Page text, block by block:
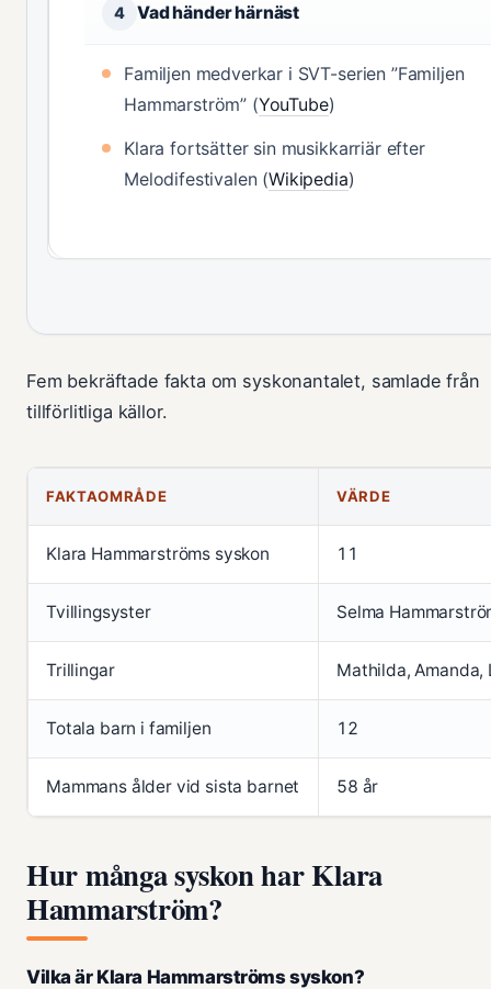
4 Vad händer härnäst
Familjen medverkar i SVT-serien ”Familjen
Hammarström” (YouTube)
Klara fortsätter sin musikkarriär efter
Melodifestivalen (Wikipedia)
Fem bekräftade fakta om syskonantalet, samlade från
tillförlitliga källor.
FAKTAOMRÅDE VÄRDE
Klara Hammarströms syskon 11
Tvillingsyster Selma
Trillingar Mathilda, Amanda,
Totala barn i familjen 12
Mammans ålder vid sista barnet 58 år
Hur många syskon har Klara
Hammarström?
Vilka är Klara Hammarströms syskon?